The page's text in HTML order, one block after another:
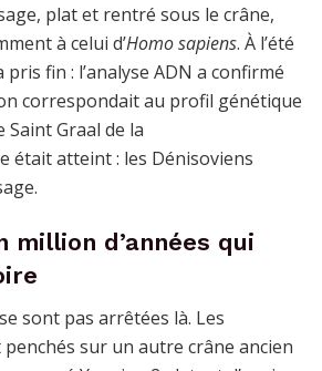
plat et rentré sous le crâne,
à celui d’Homo sapiens. À l’été
pris fin : l’analyse ADN a confirmé
correspondait au profil génétique
Saint Graal de la
était atteint : les Dénisoviens
million d’années qui
sont pas arrêtées là. Les
sur un autre crâne ancien